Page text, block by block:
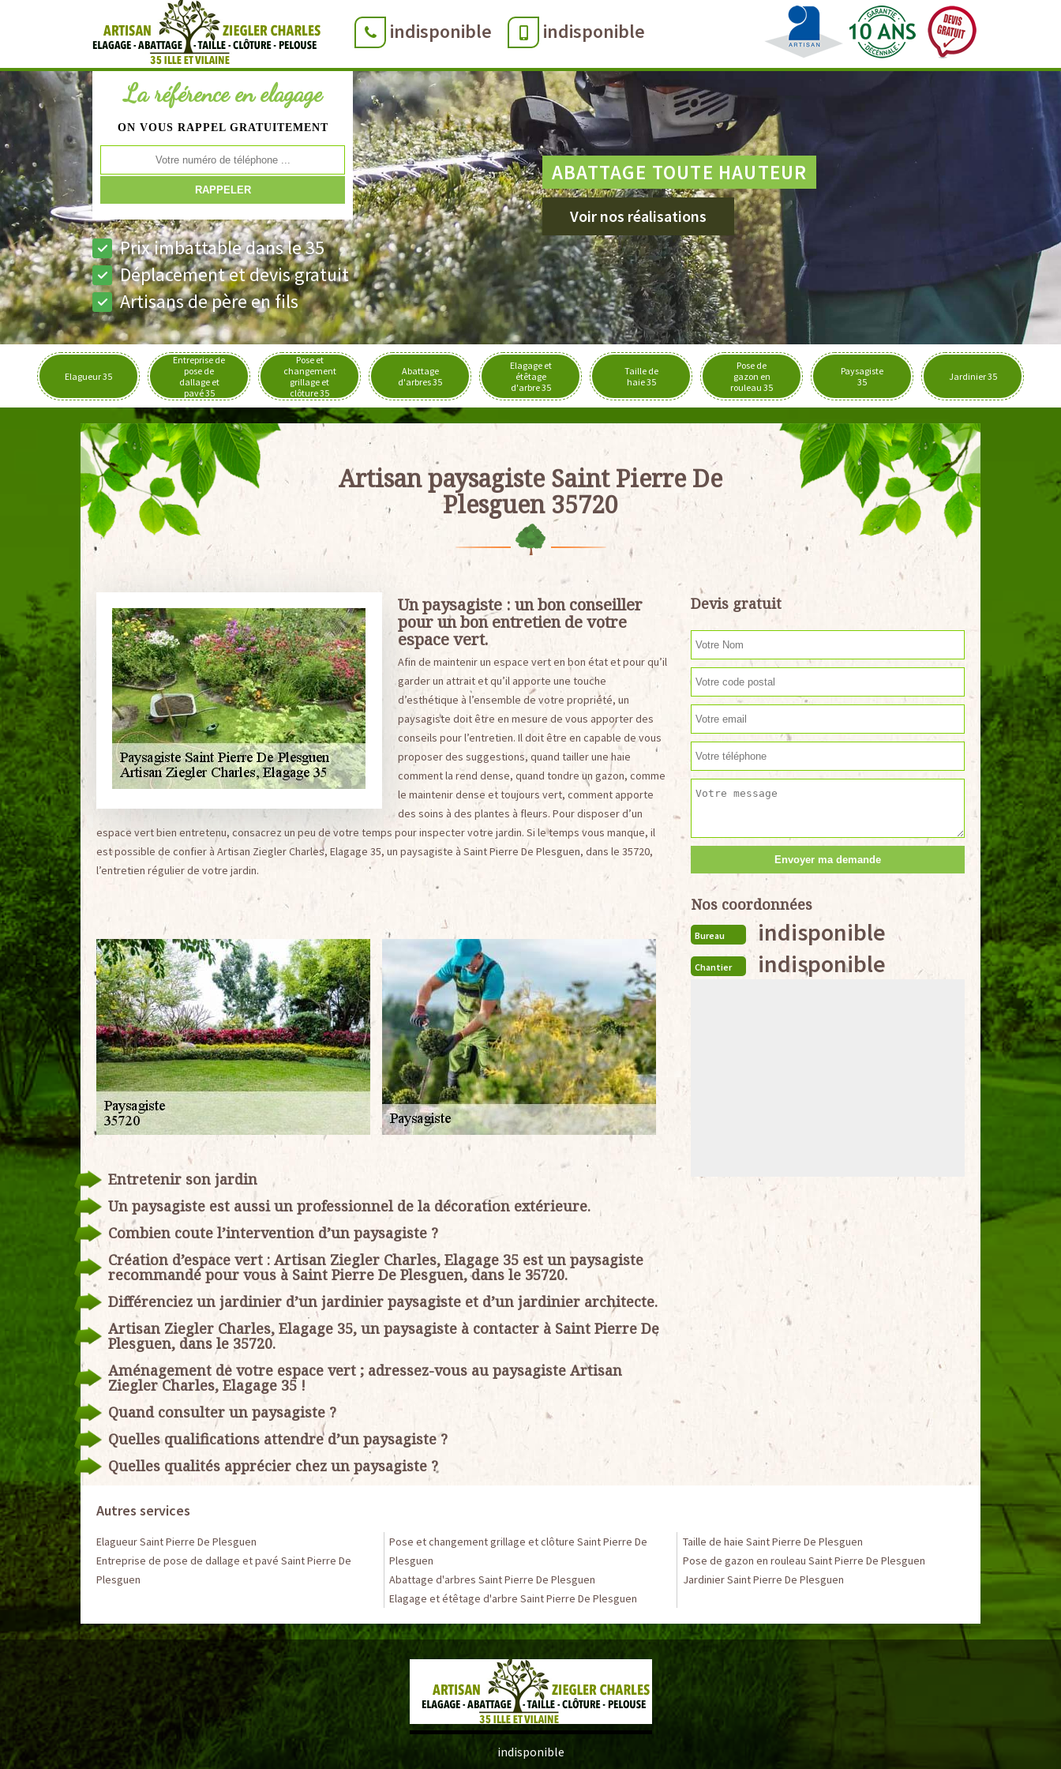
indisponible indisponible
La référence en elagage
ON VOUS RAPPEL GRATUITEMENT
Prix imbattable dans le 35
Déplacement et devis gratuit
Artisans de père en fils
ABATTAGE TOUTE HAUTEUR
Voir nos réalisations
Elagueur 35
Entreprise de
pose de
dallage et
pavé 35
Pose et
changement
grillage et
clôture 35
Abattage
d'arbres 35
Elagage et
étêtage
d'arbre 35
Taille de
haie 35
Pose de
gazon en
rouleau 35
Paysagiste
35
Jardinier 35
Artisan paysagiste Saint Pierre De
Plesguen 35720
Un paysagiste : un bon conseiller
pour un bon entretien de votre
espace vert.
Afin de maintenir un espace vert en bon état et pour qu’il
garder un attrait et qu’il apporte une touche
d’esthétique à l’ensemble de votre propriété, un
paysagiste doit être en mesure de vous apporter des
conseils pour l’entretien. Il doit être en capable de vous
proposer des suggestions, quand tailler une haie
comment la rend dense, quand tondre un gazon, comme
le maintenir dense et toujours vert, comment apporte
des soins à des plantes à fleurs. Pour disposer d’un
espace vert bien entretenu, consacrez un peu de votre temps pour inspecter votre jardin. Si le temps vous manque, il
est possible de confier à Artisan Ziegler Charles, Elagage 35, un paysagiste à Saint Pierre De Plesguen, dans le 35720,
l’entretien régulier de votre jardin.
Entretenir son jardin
Un paysagiste est aussi un professionnel de la décoration extérieure.
Combien coute l’intervention d’un paysagiste ?
Création d’espace vert : Artisan Ziegler Charles, Elagage 35 est un paysagiste
recommandé pour vous à Saint Pierre De Plesguen, dans le 35720.
Différenciez un jardinier d’un jardinier paysagiste et d’un jardinier architecte.
Artisan Ziegler Charles, Elagage 35, un paysagiste à contacter à Saint Pierre De
Plesguen, dans le 35720.
Aménagement de votre espace vert ; adressez-vous au paysagiste Artisan
Ziegler Charles, Elagage 35 !
Quand consulter un paysagiste ?
Quelles qualifications attendre d’un paysagiste ?
Quelles qualités apprécier chez un paysagiste ?
Devis gratuit
Nos coordonnées
Bureau indisponible
Chantier indisponible
Autres services
Elagueur Saint Pierre De Plesguen
Entreprise de pose de dallage et pavé Saint Pierre De
Plesguen
Pose et changement grillage et clôture Saint Pierre De
Plesguen
Abattage d'arbres Saint Pierre De Plesguen
Elagage et étêtage d'arbre Saint Pierre De Plesguen
Taille de haie Saint Pierre De Plesguen
Pose de gazon en rouleau Saint Pierre De Plesguen
Jardinier Saint Pierre De Plesguen
indisponible